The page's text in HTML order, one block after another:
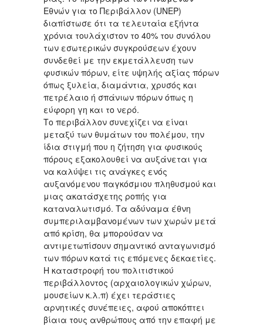
Εθνών για το Περιβάλλον (UNEP)
διαπίστωσε ότι τα τελευταία εξήντα
χρόνια τουλάχιστον το 40% του συνόλου
των εσωτερικών συγκρούσεων έχουν
συνδεθεί με την εκμετάλλευση των
φυσικών πόρων, είτε υψηλής αξίας πόρων
όπως ξυλεία, διαμάντια, χρυσός και
πετρέλαιο ή σπάνιων πόρων όπως η
εύφορη γη και το νερό.
Το περιβάλλον συνεχίζει να είναι
μεταξύ των θυμάτων του πολέμου, την
ίδια στιγμή που η ζήτηση για φυσικούς
πόρους εξακολουθεί να αυξάνεται για
να καλύψει τις ανάγκες ενός
αυξανόμενου παγκόσμιου πληθυσμού και
μιας ακατάσχετης ροπής για
καταναλωτισμό. Τα αδύναμα έθνη
συμπεριλαμβανομένων των χωρών μετά
από κρίση, θα μπορούσαν να
αντιμετωπίσουν σημαντικό ανταγωνισμό
των πόρων κατά τις επόμενες δεκαετίες.
Η καταστροφή του πολιτιστικού
περιβάλλοντος (αρχαιολογικών χώρων,
μουσείων κ.λ.π) έχει τεράστιες
αρνητικές συνέπειες, αφού αποκόπτει
βίαια τους ανθρώπους από την επαφή με